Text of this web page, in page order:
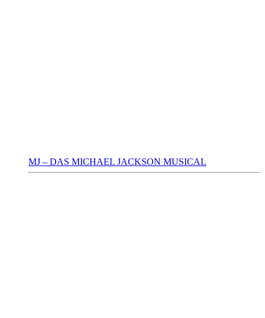
MJ – DAS MICHAEL JACKSON MUSICAL